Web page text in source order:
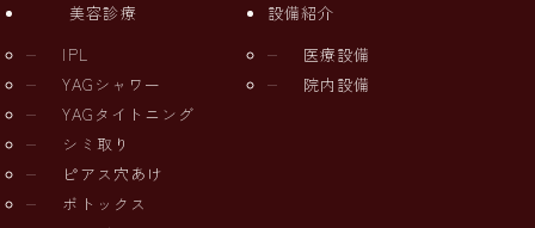
美容診療
IPL
YAGシャワー
YAGタイトニング
シミ取り
ピアス穴あけ
ボトックス
設備紹介
医療設備
院内設備